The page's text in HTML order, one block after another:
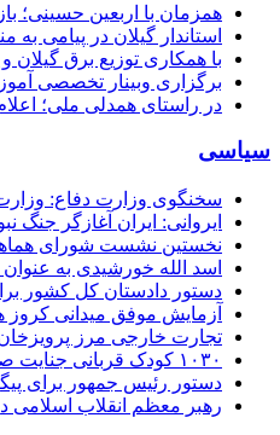
همزمان با اربعین حسینی؛
استاندار گیلان در پیامی
با همکاری توزیع برق
برگزاری وبینار تخصصی
در راستای همدلی ملی؛
سیاسی
سخنگوی وزارت دفاع: وزارت
ایروانی: ایران آغازگر جنگ
نخستین نشست شورای
اسد الله خورشیدی به
دستور دادستان کل کشور
آزمایش موفق میدانی کروز
تجارت خارجی مرز
۱۰۳۰ کودک قربانی جنایت صهیونیست‌ها
دستور رئیس جمهور برای
رهبر معظم انقلاب